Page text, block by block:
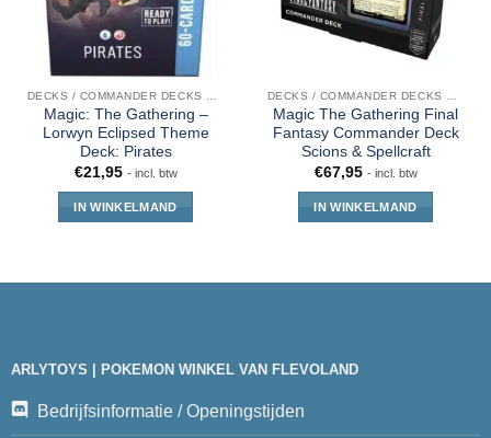
Magic: The Gathering –
Lorwyn Eclipsed Theme
Deck: Pirates
€21,95 - incl. btw
IN WINKELMAND
Magic The Gathering Final
Fantasy Commander Deck
Scions & Spellcraft
€67,95 - incl. btw
IN WINKELMAND
ARLYTOYS | POKEMON WINKEL VAN FLEVOLAND
Bedrijfsinformatie / Openingstijden